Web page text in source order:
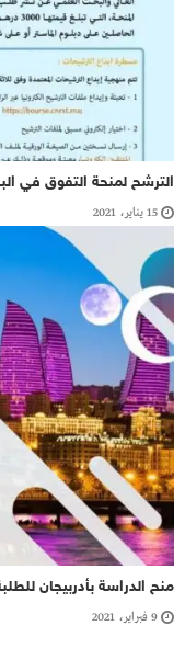
الترشح لمنحة التفوق في
15 يناير، 2021
منح الدراسة بأدربيجان
9 فبراير، 2021